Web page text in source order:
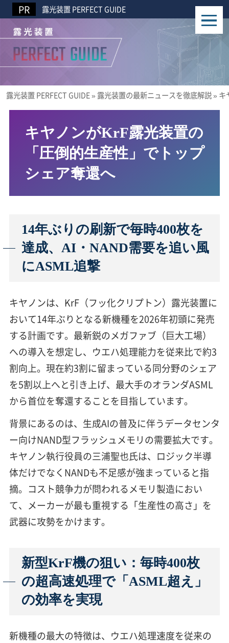
露光装置 PERFECT GUIDE
露光装置 PERFECT GUIDE» 露光装置の最新ニュースを徹底解説» キ
キヤノンがKrF露光装置の
「圧倒的生産性」でトップ
シェア奪還へ
14年ぶりの刷新で毎時400枚を
達成、AI・NAND需要を追い風
にASML追撃
キヤノンは、KrF（フッ化クリプトン）露光装置に
おいて14年ぶりとなる新機種を2026年初頭に発売
する計画です。最新鋭のメガファブ（巨大工場）
への導入を想定し、ウエハ処理能力を従来比で約3
割向上。現在約3割に留まっている同分野のシェア
を5割以上へと引き上げ、最大手のオランダASML
から首位を奪還することを目指しています。
背景にあるのは、生成AIの普及に伴うデータセンタ
ー向けNAND型フラッシュメモリの需要拡大です。
キヤノン執行役員の三浦聖也氏は、ロジック半導
体だけでなくNANDも不足感が強まっていると指
摘。コスト競争力が問われるメモリ製造におい
て、メーカーが最も重視する「生産性の高さ」を
武器に攻勢をかけます。
新型KrF機の狙い：毎時400枚
の超高速処理で「ASML超え」
の効率を実現
新機種の最大の特徴は、ウエハ処理速度を従来の